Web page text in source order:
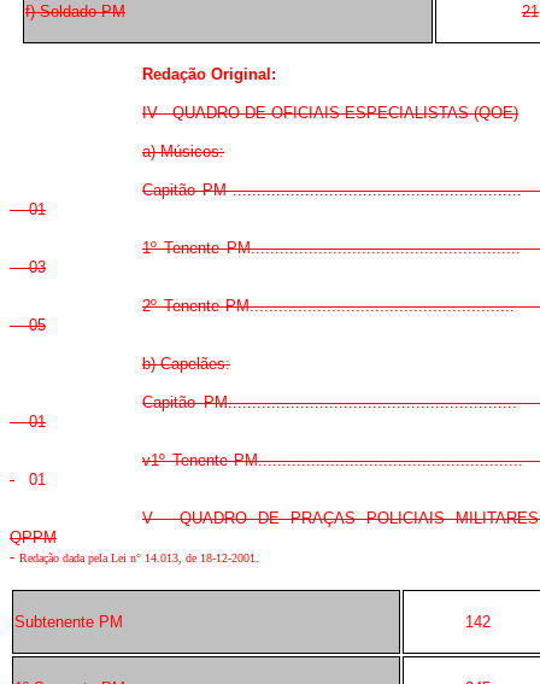
f) Soldado PM 21
Redação Original:
IV - QUADRO DE OFICIAIS ESPECIALISTAS (QOE)
a) Músicos:
Capitão PM
01
1º Tenente
03
2º Tenente
05
b) Capelães:
Capitão
01
v1º Tenente
01
V - QUADRO DE PRAÇAS POLICIAIS
QPPM
- Redação dada pela Lei n° 14.013, de 18-12-2001.
Subtenente PM 142